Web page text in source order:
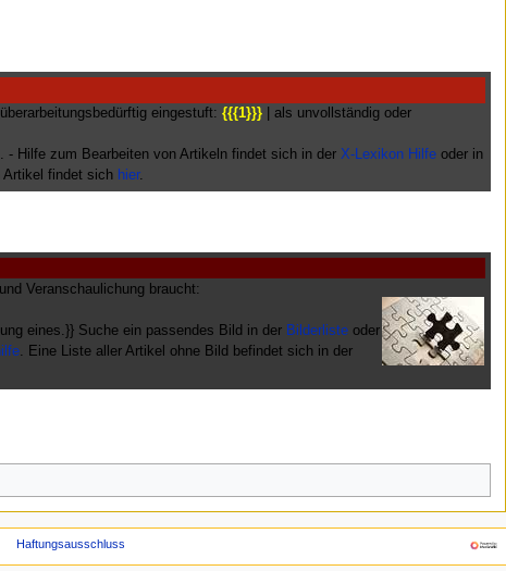
eingestuft: {{{1}}}| als unvollständig oder
- Hilfe zum Bearbeiten von Artikeln findet sich in derX-Lexikon Hilfe oder in
Artikel findet sich hier.
Veranschaulichung braucht:
eines.}} Suche ein passendes Bild in der Bilderlisteoder
. Eine Liste aller Artikel ohne Bild befindet sich in der
Haftungsausschluss